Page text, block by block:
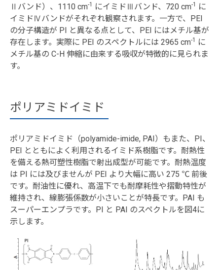
Ⅱバンド）、1110 cm-1 にイミドⅢバンド、720 cm-1
に
イミドⅣバンドがそれぞれ観察されます。一方で、PEI
の分子構造が PI と異なる点として、PEI にはメチル基が
存在します。実際に PEI のスペクトルには 2965 cm-1
に
メチル基の C-H 伸縮に由来する吸収が特徴的に見られま
す。
ポリアミドイミド
ポリアミドイミド（polyamide-imide, PAI）もまた、PI、
PEI とともによく利用されるイミド系樹脂です。耐熱性
を備える熱可塑性樹脂で射出成型が可能です。耐熱温度
は PI には及びませんが PEI より大幅に高い 275 ℃ 前後
です。耐油性に優れ、高温下でも耐摩耗性や摺動特性が
維持され、線膨張係数が小さいことが特長です。PAI も
スーパーエンプラです。PI と PAI のスペクトルを図4に
示します。